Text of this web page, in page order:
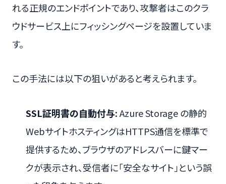
れる正規のエンドポイントであり、攻撃者はこのクラ
ウドサービス上にフィッシングページを設置していま
す。
この手法には以下の狙いがあると考えられます。
SSL証明書の自動付与:Azure Storage の静的
WebサイトホスティングはHTTPS通信を標準で
提供するため、ブラウザのアドレスバーに鍵マー
クが表示され、受信者に「安全なサイト」という誤